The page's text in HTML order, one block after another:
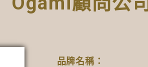
品牌名稱：